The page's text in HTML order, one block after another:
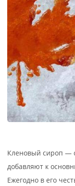
Кленовый сироп —
добавляют к
Ежегодно в его